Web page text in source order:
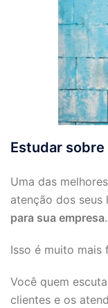
Estudar
Uma das
atenção dos seus
para sua empresa
Isso é muito mais
Você quem
clientes e os